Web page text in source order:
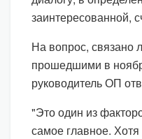
заинтересованной,
На вопрос, связано
прошедшими в
руководитель ОП
"Это один из
самое главное.